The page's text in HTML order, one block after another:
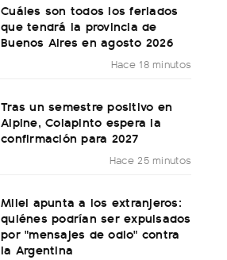
Cuáles son todos los feriados
que tendrá la provincia de
Buenos Aires en agosto 2026
Hace 18 minutos
Tras un semestre positivo en
Alpine, Colapinto espera la
confirmación para 2027
Hace 25 minutos
Milei apunta a los extranjeros:
quiénes podrían ser expulsados
por "mensajes de odio" contra
la Argentina